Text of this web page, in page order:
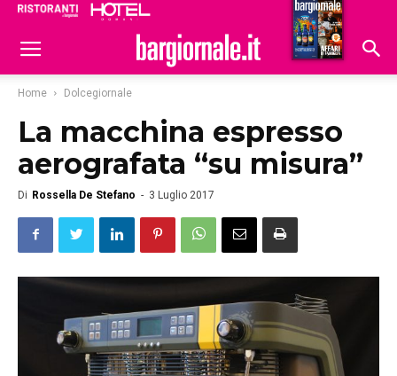
Hoteldomani
Home Dolcegiornale
La macchina espresso
aerografata “su misura”
Di Rossella De Stefano - 3 Luglio 2017